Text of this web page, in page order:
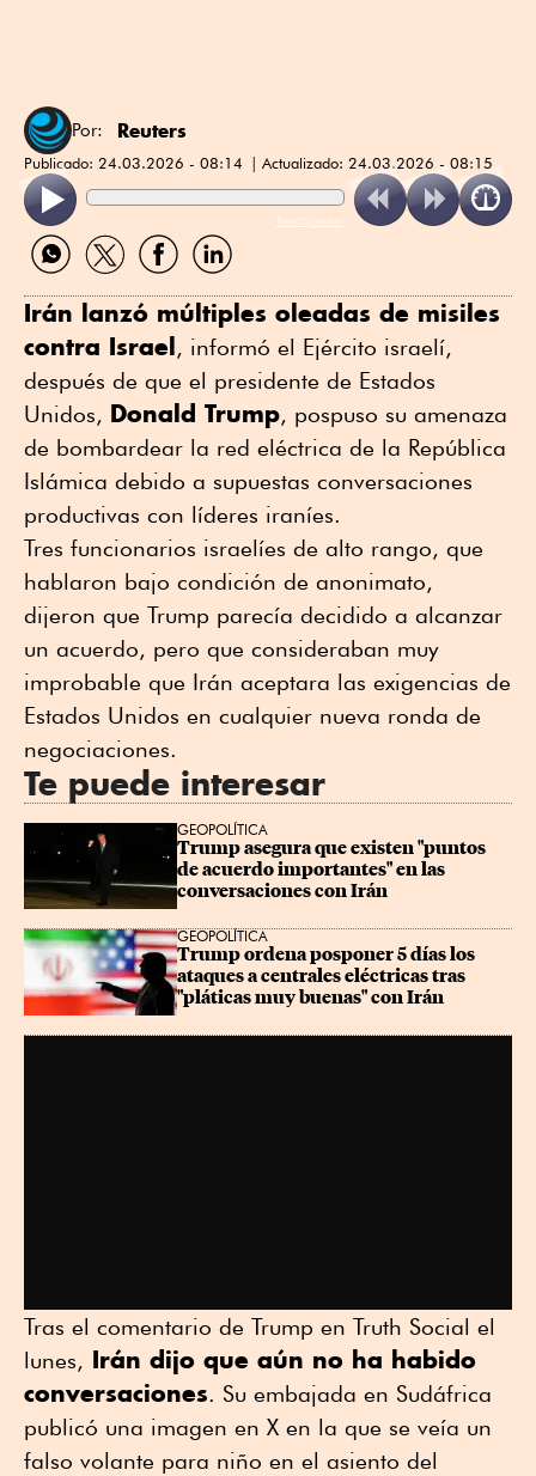
Por: Reuters
Publicado: 24.03.2026 - 08:14 Actualizado: 24.03.2026 - 08:15
ReadSpeaker
Compartir
por
Compartir
por
Compartir
por
Compartir
por
Irán lanzó múltiples oleadas de misiles
contra Israel, informó el Ejército israelí,
después de que el presidente de Estados
Unidos, Donald Trump, pospuso su amenaza
de bombardear la red eléctrica de la República
Islámica debido a supuestas conversaciones
productivas con líderes iraníes.
Tres funcionarios israelíes de alto rango, que
hablaron bajo condición de anonimato,
dijeron que Trump parecía decidido a alcanzar
un acuerdo, pero ⁠que consideraban muy
improbable que Irán aceptara las exigencias de
Estados Unidos ⁠en cualquier nueva ronda de
negociaciones.
Te puede interesar
GEOPOLÍTICA
Trump asegura que existen "puntos
de acuerdo importantes" en las
conversaciones con Irán
GEOPOLÍTICA
Trump ordena posponer 5 días los
ataques a centrales eléctricas tras
"pláticas muy buenas" con Irán
Tras el comentario de Trump en Truth Social el
lunes, Irán dijo que aún no ha habido
conversaciones. Su embajada en Sudáfrica
publicó una imagen en X en la que se veía un
falso volante para niño en el asiento del